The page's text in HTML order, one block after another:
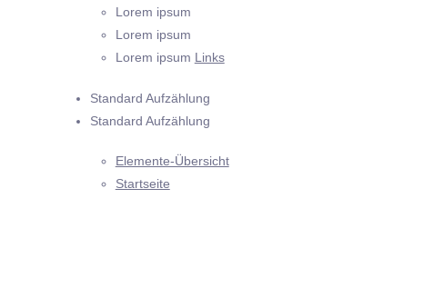
Lorem ipsum
Lorem ipsum
Lorem ipsum Links
Standard Aufzählung
Standard Aufzählung
Elemente-Übersicht
Startseite